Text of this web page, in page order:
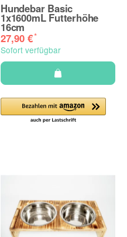
Hundebar Basic
1x1600mL Futterhöhe
16cm
27,90 €*
Sofort verfügbar